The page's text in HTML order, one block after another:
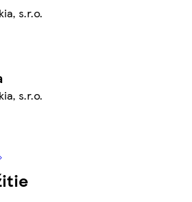
s.r.o.
s.r.o.